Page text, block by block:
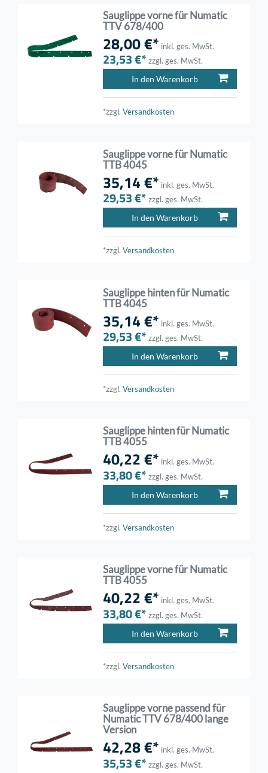
Sauglippe vorne für Numatic
TTV 678/400
28,00 €* inkl. ges. MwSt.
23,53 €* zzgl. ges. MwSt.
In den Warenkorb
*zzgl.Versandkosten
Sauglippe vorne für Numatic
TTB 4045
35,14 €* inkl. ges. MwSt.
29,53 €* zzgl. ges. MwSt.
In den Warenkorb
*zzgl.Versandkosten
Sauglippe hinten für Numatic
TTB 4045
35,14 €* inkl. ges. MwSt.
29,53 €* zzgl. ges. MwSt.
In den Warenkorb
*zzgl.Versandkosten
Sauglippe hinten für Numatic
TTB 4055
40,22 €* inkl. ges. MwSt.
33,80 €* zzgl. ges. MwSt.
In den Warenkorb
*zzgl.Versandkosten
Sauglippe vorne für Numatic
TTB 4055
40,22 €* inkl. ges. MwSt.
33,80 €* zzgl. ges. MwSt.
In den Warenkorb
*zzgl.Versandkosten
Sauglippe vorne passend für
Numatic TTV 678/400 lange
Version
42,28 €* inkl. ges. MwSt.
35,53 €* zzgl. ges. MwSt.